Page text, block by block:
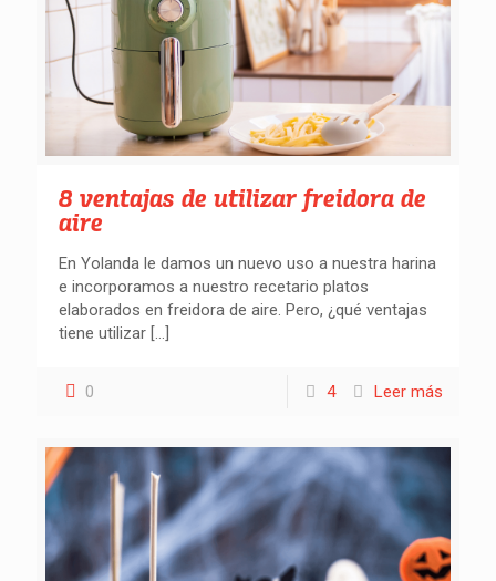
8 ventajas de utilizar freidora de
aire
En Yolanda le damos un nuevo uso a nuestra harina
e incorporamos a nuestro recetario platos
elaborados en freidora de aire. Pero, ¿qué ventajas
tiene utilizar […]
0 4 Leer más